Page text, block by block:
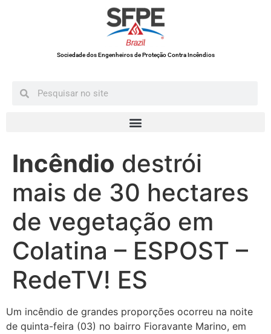
Sociedade dos Engenheiros de Proteção Contra Incêndios
Incêndio destrói
mais de 30 hectares
de vegetação em
Colatina – ESPOST –
RedeTV! ES
Um incêndio de grandes proporções ocorreu na noite
de quinta-feira (03) no bairro Fioravante Marino, em